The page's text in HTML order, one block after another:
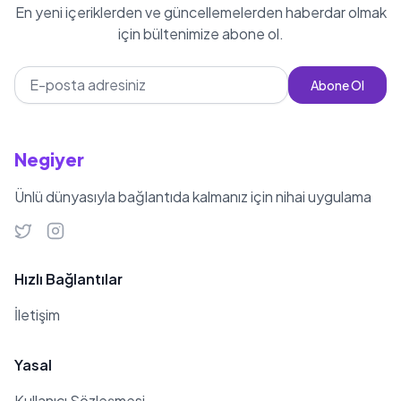
programını sunmuş, aynı yıl TRT
Spor'da 'Ralli Günlüğü' programını
sunmuştur. 2013 yılının sonlarına
doğru tesettüre girmiştir. 2014 yılında
vermiştir. 2015 yılında bağımsız
milletvekili adayı Fatih Mehmet
oğlu olmuştur. 2019 yılında eşinden
boşanmıştır. Burcu Çetinkaya, kariyeri
En yeni içeriklerden ve güncellemelerden haberdar olmak
için bültenimize abone ol.
Abone Ol
Negiyer
Ünlü dünyasıyla bağlantıda kalmanız için nihai uygulama
Hızlı Bağlantılar
İletişim
Yasal